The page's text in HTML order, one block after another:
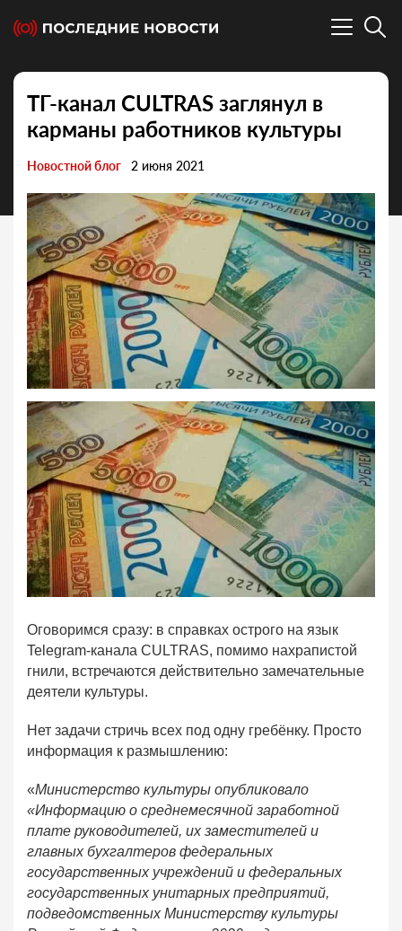
ТГ-канал CULTRAS заглянул в
карманы работников культуры
Новостной блог 2 июня 2021
Оговоримся сразу: в справках острого на язык
Telegram-канала CULTRAS, помимо нахрапистой
гнили, встречаются действительно замечательные
деятели культуры.
Нет задачи стричь всех под одну гребёнку. Просто
информация к размышлению:
«Министерство культуры опубликовало
«Информацию о среднемесячной заработной
плате руководителей, их заместителей и
главных бухгалтеров федеральных
государственных учреждений и федеральных
государственных унитарных предприятий,
подведомственных Министерству культуры